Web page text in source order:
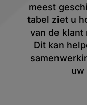
meest
tabel ziet u
van de klant
Dit kan
uw